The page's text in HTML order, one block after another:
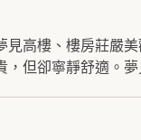
高樓、樓房莊嚴
但卻寧靜舒適。